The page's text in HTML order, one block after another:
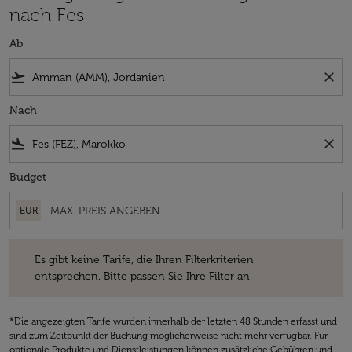
nach Fes
Ab
flight_takeoff close
Nach
flight_land close
Budget
EUR
Es gibt keine Tarife, die Ihren Filterkriterien
entsprechen. Bitte passen Sie Ihre Filter an.
*Die angezeigten Tarife wurden innerhalb der letzten 48 Stunden erfasst und
sind zum Zeitpunkt der Buchung möglicherweise nicht mehr verfügbar. Für
optionale Produkte und Dienstleistungen können zusätzliche Gebühren und